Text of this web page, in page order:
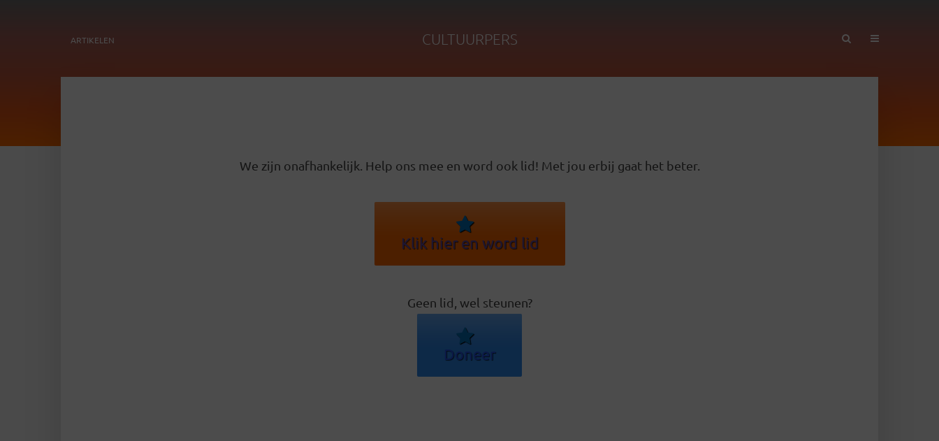
ARTIKELEN CULTUURPERS
We zijn onafhankelijk. Help ons mee en word ook lid! Met jou erbij gaat het beter.
Klik hier en word lid
Geen lid, wel steunen?
Doneer